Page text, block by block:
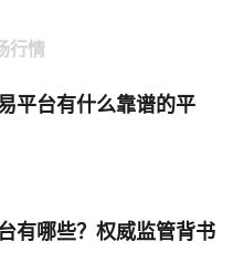
行情
平台有什么靠谱的平
有哪些？权威监管背书